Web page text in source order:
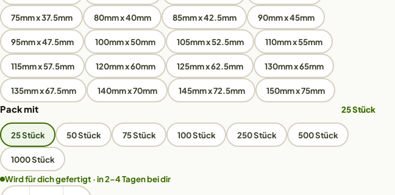
75mm x 37.5mm 80mm x 40mm 85mm x 42.5mm 90mm x 45mm
95mm x 47.5mm 100mm x 50mm 105mm x 52.5mm 110mm x 55mm
115mm x 57.5mm 120mm x 60mm 125mm x 62.5mm 130mm x 65mm
135mm x 67.5mm 140mm x 70mm 145mm x 72.5mm 150mm x 75mm
Pack mit 25 Stück
25 Stück 50 Stück 75 Stück 100 Stück 250 Stück 500 Stück
1000 Stück
Wird für dich gefertigt · in 2–4 Tagen bei dir